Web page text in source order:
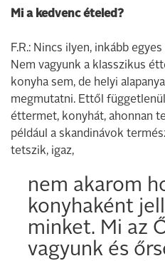
Mi a kedvenc ételed?
F.R.: Nincs ilyen, inkább
Nem vagyunk a klasszikus
konyha sem, de helyi
megmutatni. Ettől
éttermet, konyhát, ahonnan
például a skandinávok
tetszik, igaz,
nem akarom
konyhaként
minket. Mi az
vagyunk és